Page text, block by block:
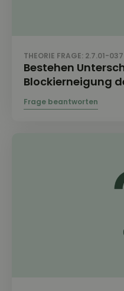
THEORIE FRAGE: 2.7.01-037
Bestehen
Blockierneigung